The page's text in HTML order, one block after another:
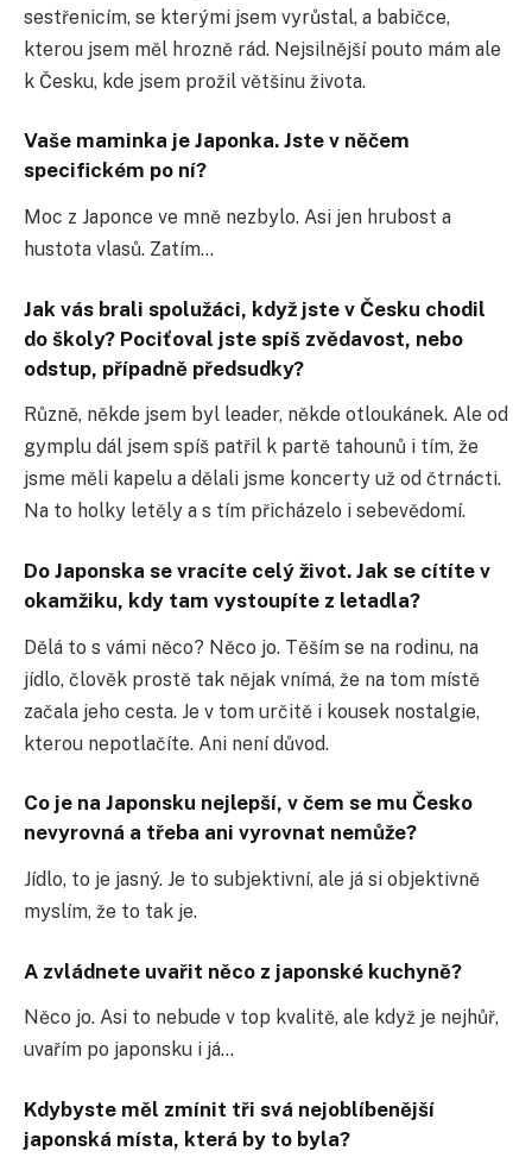
sestřenicím, se kterými jsem vyrůstal, a babičce,
kterou jsem měl hrozně rád. Nejsilnější pouto mám ale
k Česku, kde jsem prožil většinu života.
Vaše maminka je Japonka. Jste v něčem
specifickém po ní?
Moc z Japonce ve mně nezbylo. Asi jen hrubost a
hustota vlasů. Zatím…
Jak vás brali spolužáci, když jste v Česku chodil
do školy? Pociťoval jste spíš zvědavost, nebo
odstup, případně předsudky?
Různě, někde jsem byl leader, někde otloukánek. Ale od
gymplu dál jsem spíš patřil k partě tahounů i tím, že
jsme měli kapelu a dělali jsme koncerty už od čtrnácti.
Na to holky letěly a s tím přicházelo i sebevědomí.
Do Japonska se vracíte celý život. Jak se cítíte v
okamžiku, kdy tam vystoupíte z letadla?
Dělá to s vámi něco? Něco jo. Těším se na rodinu, na
jídlo, člověk prostě tak nějak vnímá, že na tom místě
začala jeho cesta. Je v tom určitě i kousek nostalgie,
kterou nepotlačíte. Ani není důvod.
Co je na Japonsku nejlepší, v čem se mu Česko
nevyrovná a třeba ani vyrovnat nemůže?
Jídlo, to je jasný. Je to subjektivní, ale já si objektivně
myslím, že to tak je.
A zvládnete uvařit něco z japonské kuchyně?
Něco jo. Asi to nebude v top kvalitě, ale když je nejhůř,
uvařím po japonsku i já…
Kdybyste měl zmínit tři svá nejoblíbenější
japonská místa, která by to byla?